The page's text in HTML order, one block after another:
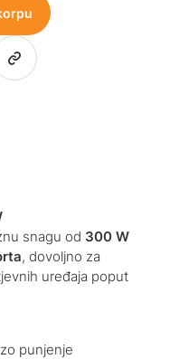
snagu od 300 W
, dovoljno za
uređaja poput
punjenje